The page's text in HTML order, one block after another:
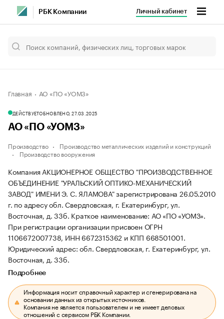
РБК Компании Личный кабинет
Главная АО «ПО «УОМЗ»
ДЕЙСТВУЕТОБНОВЛЕНО, 27.03.2025
АО «ПО «УОМЗ»
Производство
Производство металлических изделий и конструкций
Производство вооружения
Компания АКЦИОНЕРНОЕ ОБЩЕСТВО "ПРОИЗВОДСТВЕННОЕ
ОБЪЕДИНЕНИЕ "УРАЛЬСКИЙ ОПТИКО-МЕХАНИЧЕСКИЙ
ЗАВОД" ИМЕНИ Э. С. ЯЛАМОВА" зарегистрирована 26.05.2010
г. по адресу обл. Свердловская, г. Екатеринбург, ул.
Восточная, д. 33б. Краткое наименование: АО «ПО «УОМЗ».
При регистрации организации присвоен ОГРН
1106672007738, ИНН 6672315362 и КПП 668501001.
Юридический адрес: обл. Свердловская, г. Екатеринбург, ул.
Восточная, д. 33б.
Подробнее
Информация носит справочный характер и сгенерирована на
основании данных из открытых источников.
Компания не является пользователем и не имеет деловых
отношений с сервисом РБК Компании.